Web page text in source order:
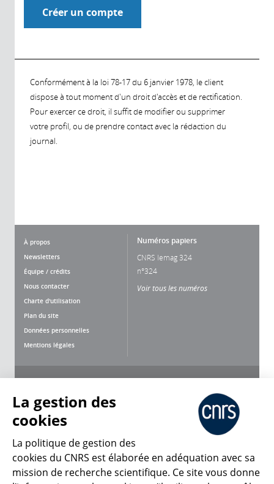
Conformément à la loi 78-17 du 6 janvier 1978, le client
dispose à tout moment d'un droit d'accès et de rectification.
Pour exercer ce droit, il suffit de modifier ou supprimer
votre profil, ou de prendre contact avec la rédaction du
journal.
À propos
Newsletters
Équipe / crédits
Nous contacter
Charte d'utilisation
Plan du site
Données personnelles
Mentions légales
Numéros papiers
CNRS lemag 324
n°324
Voir tous les numéros
CNRS Le Mag
La gestion des
cookies
La politique de gestion des
cookies du CNRS est élaborée en adéquation avec sa
mission de recherche scientifique. Ce site vous donne